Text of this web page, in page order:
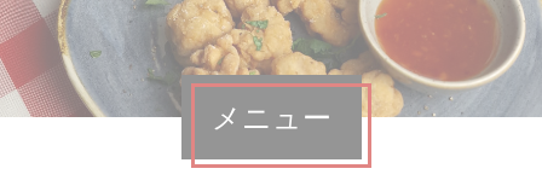
メニュー